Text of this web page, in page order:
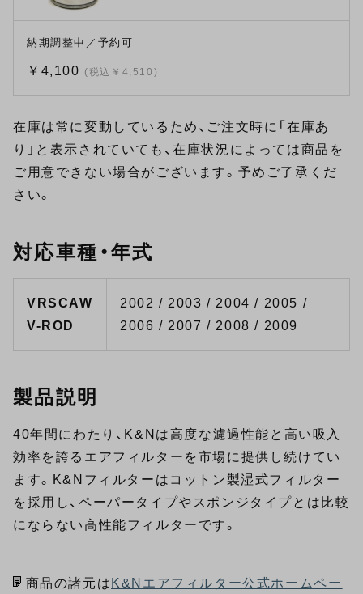
納期調整中／予約可
￥4,100 (税込￥4,510)
在庫は常に変動しているため、ご注文時に「在庫あ
り」と表示されていても、在庫状況によっては商品を
ご用意できない場合がございます。予めご了承くだ
さい。
対応車種・年式
VRSCAW
V-ROD
2002 / 2003 / 2004 / 2005 /
2006 / 2007 / 2008 / 2009
製品説明
40年間にわたり、K&Nは高度な濾過性能と高い吸入
効率を誇るエアフィルターを市場に提供し続けてい
ます。K&Nフィルターはコットン製湿式フィルター
を採用し、ペーパータイプやスポンジタイプとは比較
にならない高性能フィルターです。
商品の諸元は K&Nエアフィルター公式ホームペー